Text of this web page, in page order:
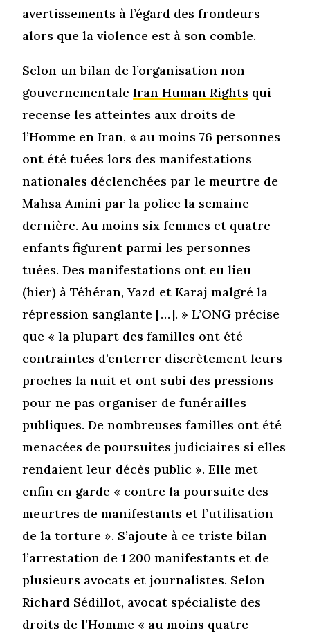
avertissements à l’égard des frondeurs
alors que la violence est à son comble.
Selon un bilan de l’organisation non
gouvernementaleIran Human Rights qui
recense les atteintes aux droits de
l’Homme en Iran, « au moins 76 personnes
ont été tuées lors des manifestations
nationales déclenchées par le meurtre de
Mahsa Amini par la police la semaine
dernière. Au moins six femmes et quatre
enfants figurent parmi les personnes
tuées. Des manifestations ont eu lieu
(hier) à Téhéran, Yazd et Karaj malgré la
répression sanglante […]. » L’ONG précise
que « la plupart des familles ont été
contraintes d’enterrer discrètement leurs
proches la nuit et ont subi des pressions
pour ne pas organiser de funérailles
publiques. De nombreuses familles ont été
menacées de poursuites judiciaires si elles
rendaient leur décès public ». Elle met
enfin en garde « contre la poursuite des
meurtres de manifestants et l’utilisation
de la torture ». S’ajoute à ce triste bilan
l’arrestation de 1 200 manifestants et de
plusieurs avocats et journalistes. Selon
Richard Sédillot, avocat spécialiste des
droits de l’Homme « au moins quatre